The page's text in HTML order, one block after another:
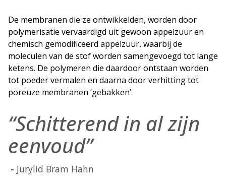
De membranen die ze ontwikkelden, worden door
polymerisatie vervaardigd uit gewoon appelzuur en
chemisch gemodificeerd appelzuur, waarbij de
moleculen van de stof worden samengevoegd tot lange
ketens. De polymeren die daardoor ontstaan worden
tot poeder vermalen en daarna door verhitting tot
poreuze membranen ‘gebakken’.
“Schitterend in al zijn
eenvoud”
Jurylid Bram Hahn